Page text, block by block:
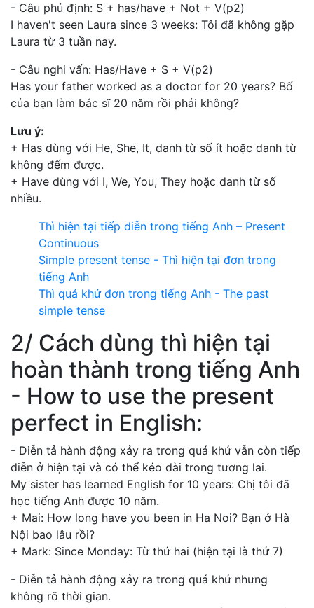
- Câu phủ định: S + has/have + Not + V(p2)
I haven't seen Laura since 3 weeks: Tôi đã không gặp
Laura từ 3 tuần nay.
- Câu nghi vấn: Has/Have + S + V(p2)
Has your father worked as a doctor for 20 years? Bố
của bạn làm bác sĩ 20 năm rồi phải không?
Lưu ý:
+ Has dùng với He, She, It, danh từ số ít hoặc danh từ
không đếm được.
+ Have dùng với I, We, You, They hoặc danh từ số
nhiều.
Thì hiện tại tiếp diễn trong tiếng Anh – Present
Continuous
Simple present tense - Thì hiện tại đơn trong
tiếng Anh
Thì quá khứ đơn trong tiếng Anh - The past
simple tense
2/ Cách dùng thì hiện tại
hoàn thành trong tiếng Anh
- How to use the present
perfect in English:
- Diễn tả hành động xảy ra trong quá khứ vẫn còn tiếp
diễn ở hiện tại và có thể kéo dài trong tương lai.
My sister has learned English for 10 years: Chị tôi đã
học tiếng Anh được 10 năm.
+ Mai: How long have you been in Ha Noi? Bạn ở Hà
Nội bao lâu rồi?
+ Mark: Since Monday: Từ thứ hai (hiện tại là thứ 7)
- Diễn tả hành động xảy ra trong quá khứ nhưng
không rõ thời gian.